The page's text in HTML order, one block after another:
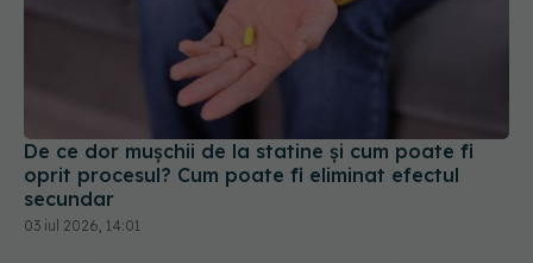
De ce dor mușchii de la statine și cum poate fi
oprit procesul? Cum poate fi eliminat efectul
secundar
03 iul 2026, 14:01